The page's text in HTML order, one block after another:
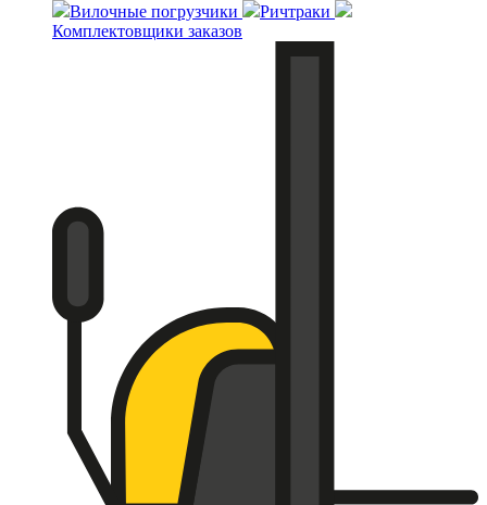
Вилочные погрузчики
Ричтраки
Комплектовщики заказов